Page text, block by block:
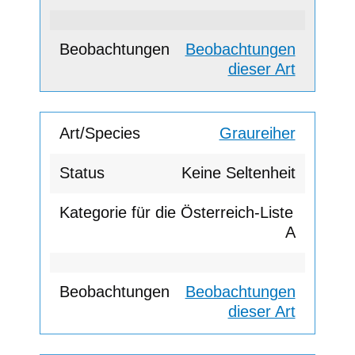
Beobachtungen
dieser Art
Graureiher
Keine Seltenheit
A
Beobachtungen
dieser Art